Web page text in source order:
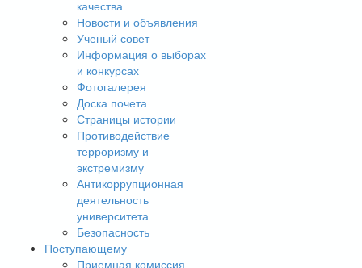
качества
Новости и объявления
Ученый совет
Информация о выборах
и конкурсах
Фотогалерея
Доска почета
Страницы истории
Противодействие
терроризму и
экстремизму
Антикоррупционная
деятельность
университета
Безопасность
Поступающему
Приемная комиссия